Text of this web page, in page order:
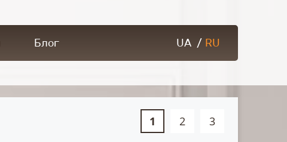
Блог UA / RU
1 2 3